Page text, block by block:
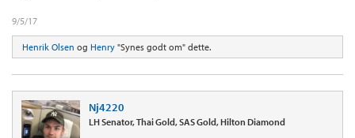
9/5/17
Henrik Olsen og Henry "Synes godt om" dette.
Nj4220
LH Senator, Thai Gold, SAS Gold, Hilton Diamond